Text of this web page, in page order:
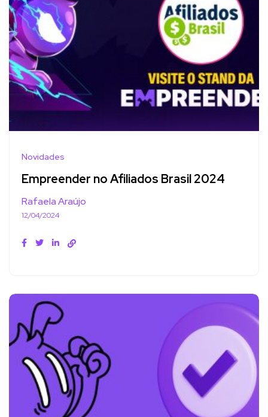
Novidades
Empreender no Afiliados Brasil 2024
Rafaela Araújo
12/04/2024